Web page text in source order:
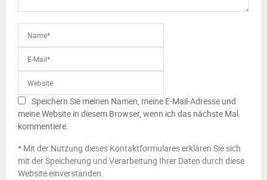
Speichern Sie meinen Namen, meine E-Mail-Adresse und
meine Website in diesem Browser, wenn ich das nächste Mal
kommentiere.
* Mit der Nutzung dieses Kontaktformulares erklären Sie sich
mit der Speicherung und Verarbeitung Ihrer Daten durch diese
Website einverstanden.